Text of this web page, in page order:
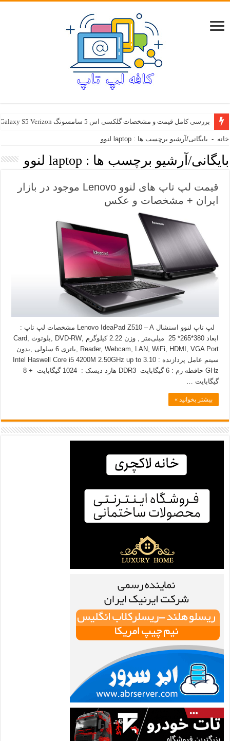
بررسی کامل قیمت و مشخصات گلکسی اس 5 سامسونگ Samsung Galaxy S5 Verizon
خانه - بایگانی/آرشیو برچسب ها : laptop لنوو
بایگانی/آرشیو برچسب ها : laptop لنوو
قیمت لپ تاپ های لنوو Lenovo موجود در بازار
ایران + مشخصات و عکس
لپ تاپ لنوو اسنشال Lenovo IdeaPad Z510 – A مشخصات لپ تاپ :
ابعاد 380*265* 25 میلی‌متر , وزن 2.22 کیلوگرم ,DVD-RW ,بلوتوث ,Card
Reader, Webcam, LAN, WiFi, HDMI, VGA Port ,باتری 6 سلولی ,بدون
سیتم عامل پردازنده : Intel Haswell Core i5 4200M 2.50GHz up to 3.10
GHz حافظه رم : 6 گیگابایت DDR3 هارد دیسک : 1024 گیگابایت + 8
گیگابایت …
بیشتر بخوانید »